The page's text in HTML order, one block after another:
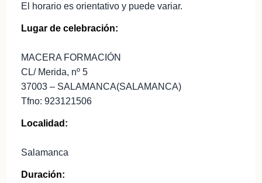
El horario es orientativo y puede variar.
Lugar de celebración:
MACERA FORMACIÓN
CL/ Merida, nº 5
37003 – SALAMANCA(SALAMANCA)
Tfno: 923121506
Localidad:
Salamanca
Duración: